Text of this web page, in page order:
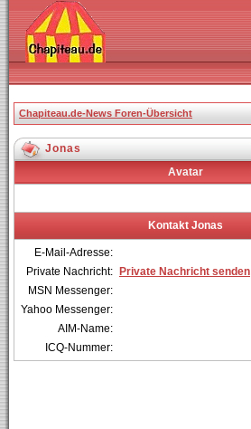
Chapiteau.de-News Foren-Übersicht
Jonas
Avatar
Kontakt Jonas
E-Mail-Adresse:
Private Nachricht:
Private Nachricht senden
MSN Messenger:
Yahoo Messenger:
AIM-Name:
ICQ-Nummer: